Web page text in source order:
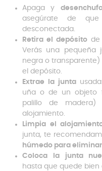
Apaga y
asegúrate de
desconectada.
Retira el depósito de
Verás una pequeña
negra o
el depósito.
Extrae la junta
uña o de un objeto
palillo de
alojamiento.
Limpia el
junta, te
húmedo para
Coloca la junta
hasta que quede bien